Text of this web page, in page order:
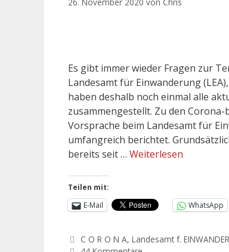
26. November 2020 von Chris
Es gibt immer wieder Fragen zur
Landesamt für Einwanderung
haben deshalb noch einmal alle
zusammengestellt. Zu den
Vorsprache beim Landesamt für
umfangreich berichtet.
bereits seit … Weiterlesen
Teilen mit:
E-Mail
WhatsApp
C O R O N A,Landesamt f.